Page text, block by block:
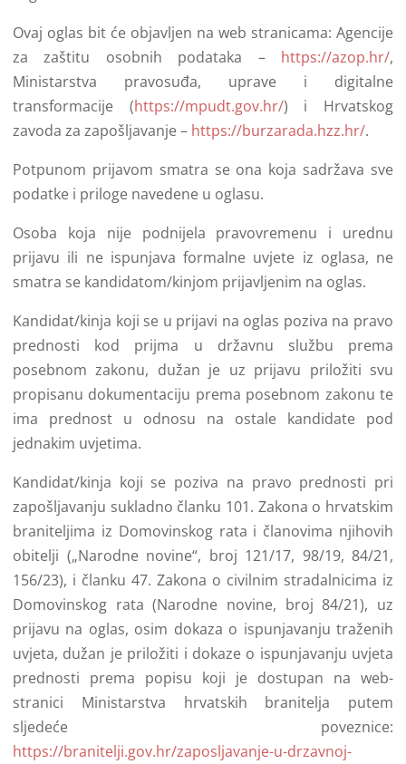
Ovaj oglas bit će objavljen na web stranicama: Agencije
za zaštitu osobnih podataka – https://azop.hr/,
Ministarstva pravosuđa, uprave i digitalne
transformacije (https://mpudt.gov.hr/) i Hrvatskog
zavoda za zapošljavanje – https://burzarada.hzz.hr/.
Potpunom prijavom smatra se ona koja sadržava sve
podatke i priloge navedene u oglasu.
Osoba koja nije podnijela pravovremenu i urednu
prijavu ili ne ispunjava formalne uvjete iz oglasa, ne
smatra se kandidatom/kinjom prijavljenim na oglas.
Kandidat/kinja koji se u prijavi na oglas poziva na pravo
prednosti kod prijma u državnu službu prema
posebnom zakonu, dužan je uz prijavu priložiti svu
propisanu dokumentaciju prema posebnom zakonu te
ima prednost u odnosu na ostale kandidate pod
jednakim uvjetima.
Kandidat/kinja koji se poziva na pravo prednosti pri
zapošljavanju sukladno članku 101. Zakona o hrvatskim
braniteljima iz Domovinskog rata i članovima njihovih
obitelji („Narodne novine“, broj 121/17, 98/19, 84/21,
156/23), i članku 47. Zakona o civilnim stradalnicima iz
Domovinskog rata (Narodne novine, broj 84/21), uz
prijavu na oglas, osim dokaza o ispunjavanju traženih
uvjeta, dužan je priložiti i dokaze o ispunjavanju uvjeta
prednosti prema popisu koji je dostupan na web-
stranici Ministarstva hrvatskih branitelja putem
sljedeće poveznice:
https://branitelji.gov.hr/zaposljavanje-u-drzavnoj-